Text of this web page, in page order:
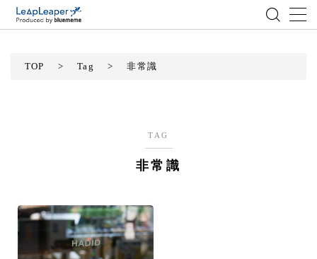
アジャイル
テクノロジー
TOP > Tag > 非常識
TAG
非常識